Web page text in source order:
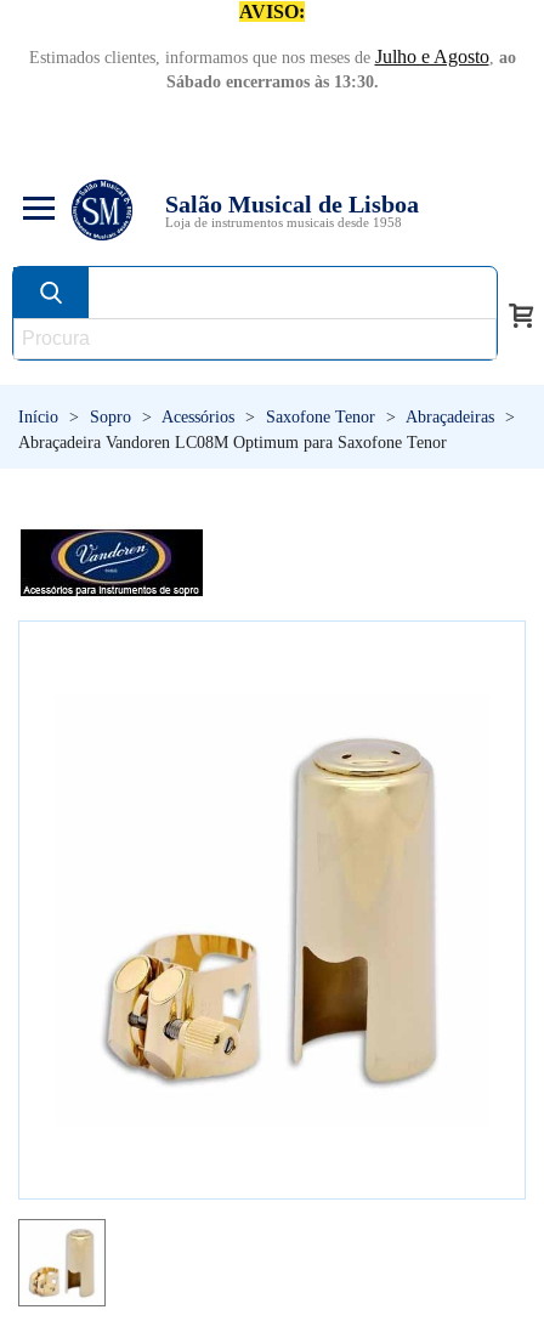
AVISO:
Estimados clientes, informamos que nos meses de Julho e Agosto, ao
Sábado encerramos às 13:30.
Salão Musical de Lisboa
Loja de instrumentos musicais desde 1958
Início > Sopro > Acessórios > Saxofone Tenor > Abraçadeiras >
Abraçadeira Vandoren LC08M Optimum para Saxofone Tenor